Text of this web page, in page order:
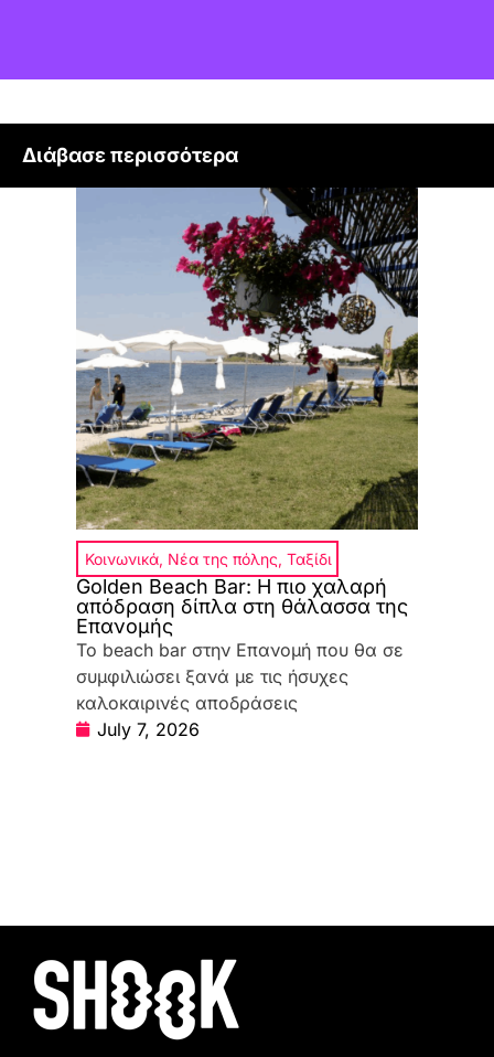
Διάβασε περισσότερα
Κοινωνικά, Νέα της πόλης, Ταξίδι
Golden Beach Bar: Η πιο χαλαρή
απόδραση δίπλα στη θάλασσα της
Επανομής
Το beach bar στην Επανομή που θα σε
συμφιλιώσει ξανά με τις ήσυχες
καλοκαιρινές αποδράσεις
July 7, 2026